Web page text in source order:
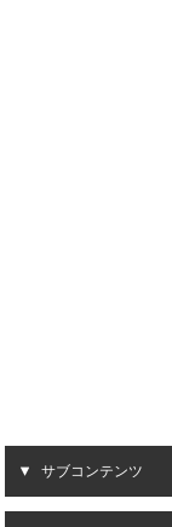
サブコンテンツ